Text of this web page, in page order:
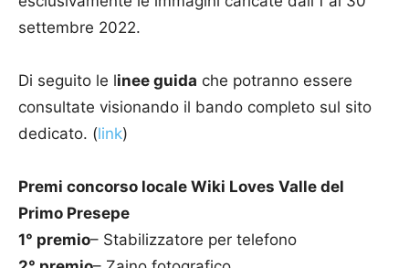
settembre 2022.
Di seguito le linee guida che potranno essere
consultate visionando il bando completo sul sito
dedicato. (link)
Premi concorso locale Wiki Loves Valle del
Primo Presepe
1° premio– Stabilizzatore per telefono